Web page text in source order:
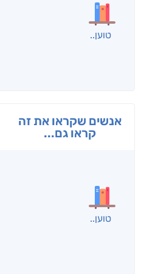
בפנוכו
חני שאטן
אנשים שקראו את זה